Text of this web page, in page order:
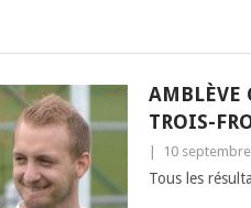
AMBLÈVE
TROIS-
10
Tous les